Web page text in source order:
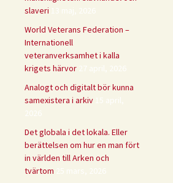
slaveri 13 maj, 2026
World Veterans Federation –
Internationell
veteranverksamhet i kalla
krigets härvor
27 april, 2026
Analogt och digitalt bör kunna
samexistera i arkiv 15 april,
2026
Det globala i det lokala. Eller
berättelsen om hur en man fört
in världen till Arken och
tvärtom
25 mars, 2026